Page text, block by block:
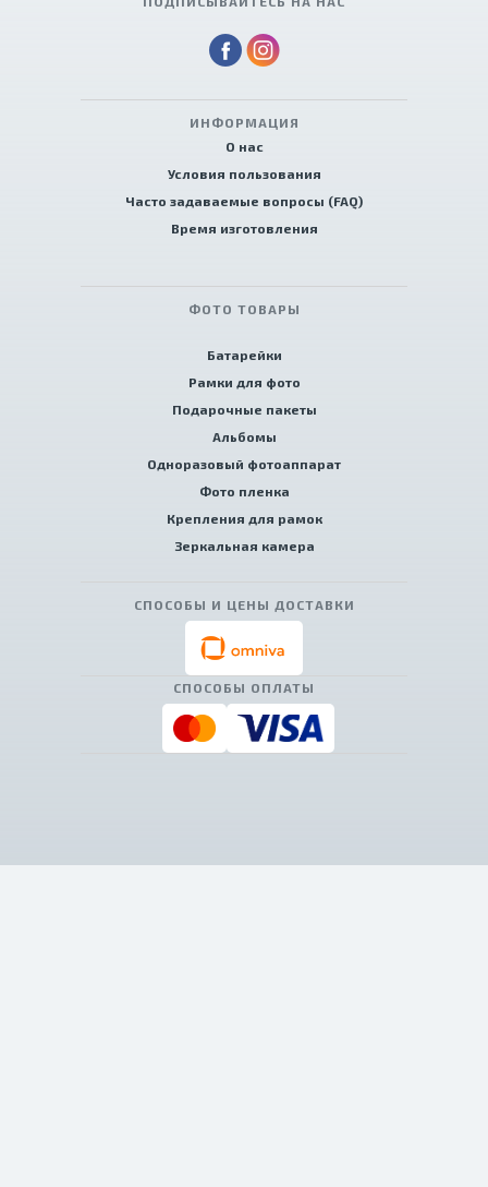
ИНФОРМАЦИЯ
О нас
Условия пользования
Часто задаваемые вопросы (FAQ)
Время изготовления
ФОТО ТОВАРЫ
Батарейки
Рамки для фото
Подарочные пакеты
Альбомы
Одноразовый фотоаппарат
Фото пленка
Крепления для рамок
Зеркальная камера
СПОСОБЫ И ЦЕНЫ ДОСТАВКИ
СПОСОБЫ ОПЛАТЫ